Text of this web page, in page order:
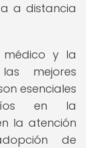
a distancia
médico y la
mejores
esenciales
en la
la atención
de